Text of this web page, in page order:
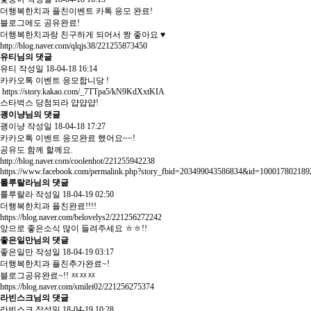
더행복한치과 플친이벤트 카톡 응모 완료!
블로그에도 공유완료!
더행복한치과랑 친구하게 되어서 짱 좋아요 ♥
http://blog.naver.com/qlqjs38/221255873450
유티님의 댓글
유티 작성일 18-04-18 16:14
카카오톡 이벤트 응모합니당 !
https://story.kakao.com/_7TTpa5/kN9KdXxtKIA
스타벅스 당첨되라 얍얍얍!
괭이냥님의 댓글
괭이냥 작성일 18-04-18 17:27
카카오톡 이벤트 응모완료 했어요~~!
공유도 함께 할께요.
http://blog.naver.com/coolenhot/221255942238
https://www.facebook.com/
룰루랄라님의 댓글
룰루랄라 작성일 18-04-19 02:50
더행복한치과 플친완료!!!!
https://blog.naver.com/belovelys2/221256272242
앞으로 좋은소식 많이 들려주세요 ㅎㅎ!!
좋은일만님의 댓글
좋은일만 작성일 18-04-19 03:17
더행복한치과 플친추가완료~!
블로그공유완료~!! ㅉㅉㅉ
https://blog.naver.com/smilei02/221256275374
라빈스크님의 댓글